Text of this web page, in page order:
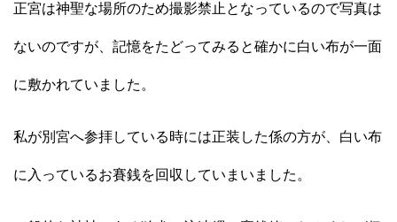
正宮は神聖な場所のため撮影禁止となっているので写真は
ないのですが、記憶をたどってみると確かに白い布が一面
に敷かれていました。
私が別宮へ参拝している時には正装した係の方が、白い布
に入っているお賽銭を回収していまいました。